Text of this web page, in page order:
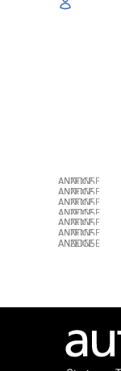
ANZEIGE
ANZEIGE
ANZEIGE
ANZEIGE
ANZEIGE
ANZEIGE
ANZEIGE